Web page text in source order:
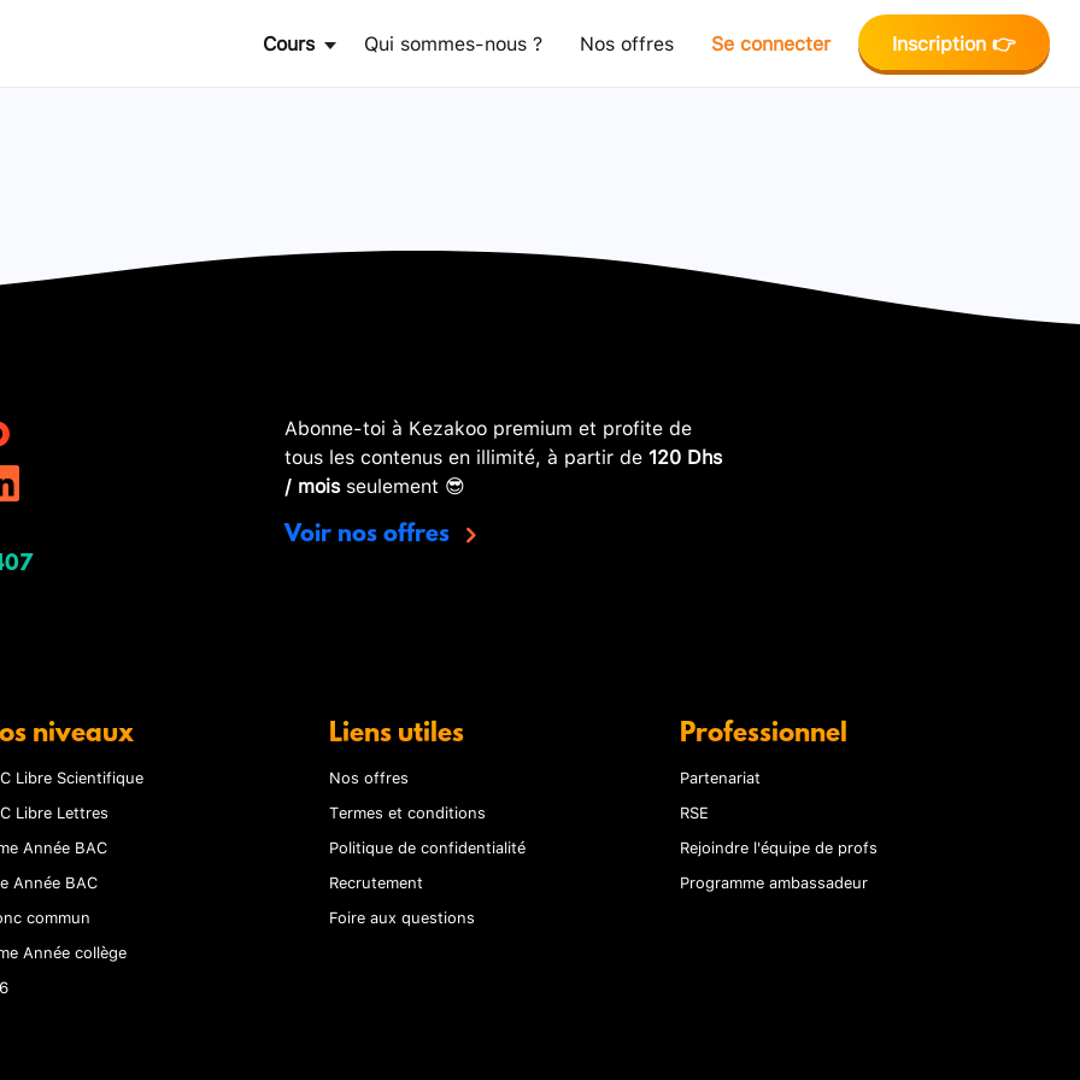
Cours Qui sommes-nous ? Nos offres Se connecter Inscription 👉
Abonne-toi à Kezakoo premium et profite de
tous les contenus en illimité, à partir de 120 Dhs
/ moisseulement 😎
Voir nos offres
niveaux
Libre Scientifique
Libre Lettres
Année BAC
Année BAC
commun
Année collège
Liens utiles
Nos offres
Termes et conditions
Politique de confidentialité
Recrutement
Foire aux questions
Professionnel
Partenariat
RSE
Rejoindre l'équipe de profs
Programme ambassadeur